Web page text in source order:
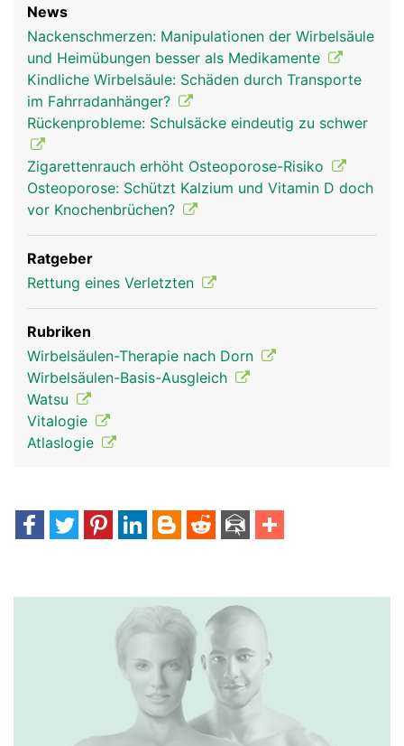
News
Nackenschmerzen: Manipulationen der Wirbelsäule
und Heimübungen besser als Medikamente
Kindliche Wirbelsäule: Schäden durch Transporte
im Fahrradanhänger?
Rückenprobleme: Schulsäcke eindeutig zu schwer
Zigarettenrauch erhöht Osteoporose-Risiko
Osteoporose: Schützt Kalzium und Vitamin D doch
vor Knochenbrüchen?
Ratgeber
Rettung eines Verletzten
Rubriken
Wirbelsäulen-Therapie nach Dorn
Wirbelsäulen-Basis-Ausgleich
Watsu
Vitalogie
Atlaslogie